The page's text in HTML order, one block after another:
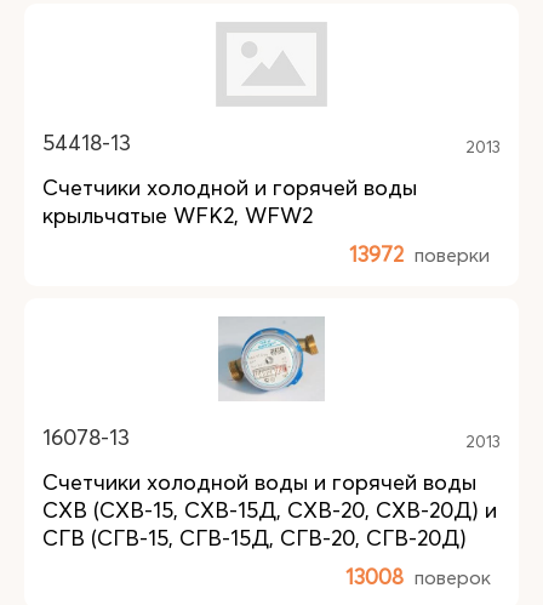
54418-13 2013
Счетчики холодной и горячей воды
крыльчатые WFK2, WFW2
13972 поверки
16078-13 2013
Счетчики холодной воды и горячей воды
СХВ (СХВ-15, СХВ-15Д, СХВ-20, СХВ-20Д) и
СГВ (СГВ-15, СГВ-15Д, СГВ-20, СГВ-20Д)
13008 поверок